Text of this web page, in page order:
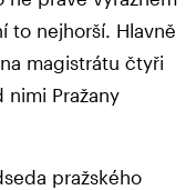
to nejhorší. Hlavně
magistrátu čtyři
nimi Pražany
pražského